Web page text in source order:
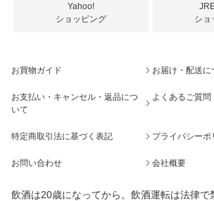
Yahoo!
ショッピング
ショ
お買物ガイド お届け・配送に
お支払い・キャンセル・返品につ
いて
よくあるご質問
特定商取引法に基づく表記 プライバシーポ
お問い合わせ 会社概要
飲酒は20歳になってから。飲酒運転は法律で